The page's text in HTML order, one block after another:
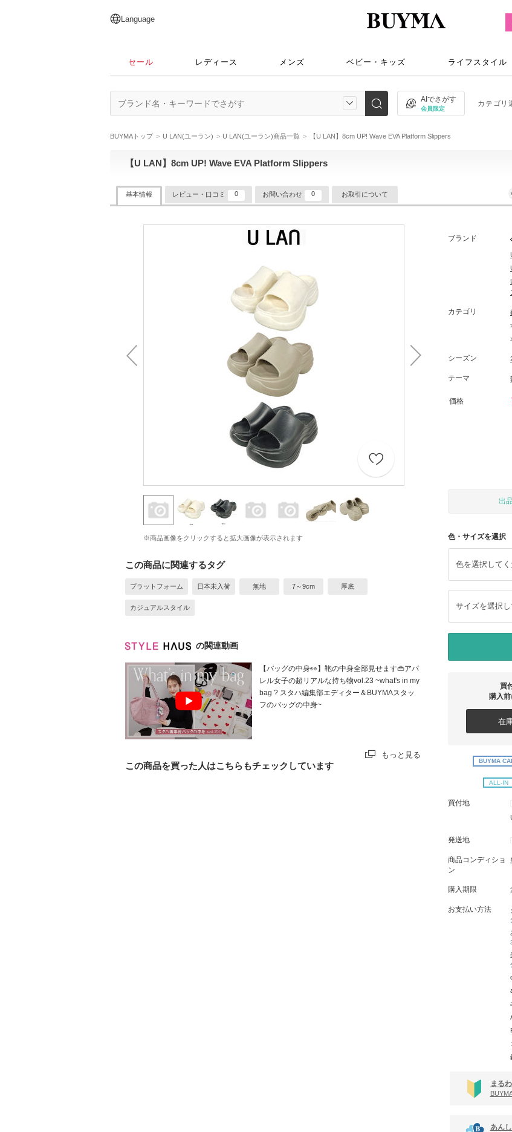
日本語
English
简体中文
繁體中文
Language
セール レディース メンズ ベビー・キッズ ライフスタイル
AIでさがす
会員限定
カテゴリ
BUYMAトップ U LAN(ユーラン) U LAN(ユーラン)商品一覧 【U LAN】8cm UP! Wave EVA Platform Slippers
【U LAN】8cm UP! Wave EVA Platform Slippers
基本情報 レビュー・口コミ 0 お問い合わせ 0 お取引について
※商品画像をクリックすると拡大画像が表示されます
この商品に関連するタグ
プラットフォーム 日本未入荷 無地 7～9cm 厚底
カジュアルスタイル
の関連動画
【バッグの中身👀】鞄の中身全部見せます👜アパ
レル女子の超リアルな持ち物vol.23 ~what's in my
bag ? スタハ編集部エディター＆BUYMAスタッ
フのバッグの中身~
もっと見る
この商品を買った人はこちらもチェックしています
ブランド
カテゴリ
シーズン
テーマ
価格
出
色・サイズを選択
色を選択して
サイズを選択
買
購入前
在
BUYMA
ALL-IN
買付地
発送地
商品コンディショ
ン
購入期限
お支払い方法
まる
あん